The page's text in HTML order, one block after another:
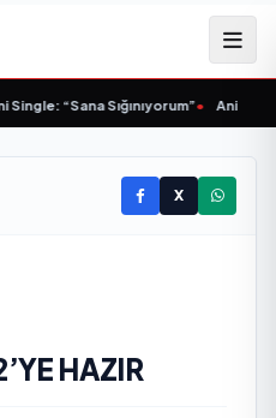
“Sana Sığınıyorum”•
X
HAZIR